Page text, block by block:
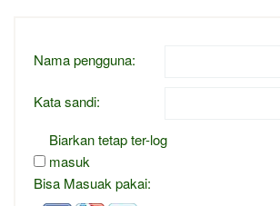
Nama pengguna:
Kata sandi:
Biarkan tetap ter-log
masuk
Bisa Masuak pakai: